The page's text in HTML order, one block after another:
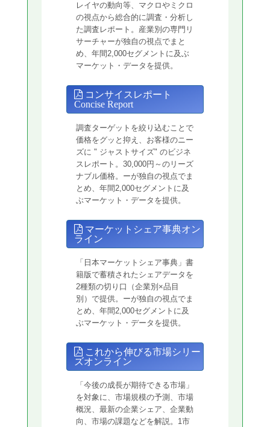
レイヤの動向等、マクロやミクロ
の視点から総合的に調査・分析し
た調査レポート。産業別の専門リ
サーチャーが独自の視点でまと
め、年間2,000セグメントに及ぶ
マーケット・データを提供。
コンサイスレポート
Concise Report
調査ターゲットを絞り込むことで
価格をグッと抑え、お客様のニー
ズに " ジャストサイズ" のビジネ
スレポート。30,000円～のリーズ
ナブル価格。ーが独自の視点でま
とめ、年間2,000セグメントに及
ぶマーケット・データを提供。
マーケットシェア事典オン
ライン
「日本マーケットシェア事典」書
籍版で蓄積されたシェアデータを
2種類の切り口（企業別×品目
別）で提供。ーが独自の視点でま
とめ、年間2,000セグメントに及
ぶマーケット・データを提供。
これから伸びる市場シリー
ズオンライン
「今後の成長が期待できる市場」
を対象に、市場規模の予測、市場
概況、最新の企業シェア、企業動
向、市場の課題などを解説。1市